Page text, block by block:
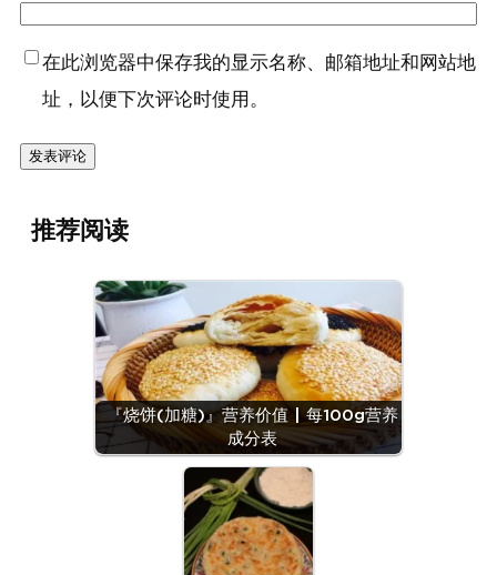
在此浏览器中保存我的显示名称、邮箱地址和网站地
址，以便下次评论时使用。
推荐阅读
『烧饼(加糖)』营养价值 | 每100g营养
成分表